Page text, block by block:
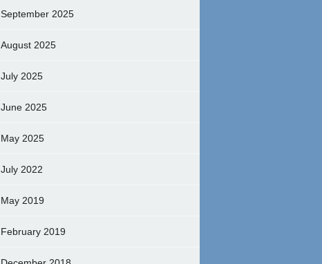
September 2025
August 2025
July 2025
June 2025
May 2025
July 2022
May 2019
February 2019